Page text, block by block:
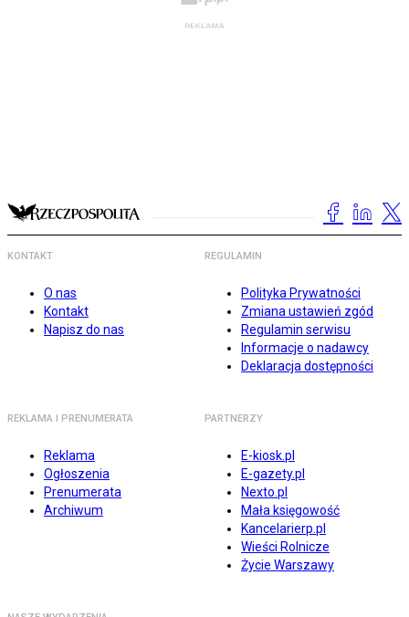
KONTAKT
O nas
Kontakt
Napisz do nas
REGULAMIN
Polityka Prywatności
Zmiana ustawień zgód
Regulamin serwisu
Informacje o nadawcy
Deklaracja dostępności
REKLAMA I PRENUMERATA
Reklama
Ogłoszenia
Prenumerata
Archiwum
PARTNERZY
E-kiosk.pl
E-gazety.pl
Nexto.pl
Mała księgowość
Kancelarierp.pl
Wieści Rolnicze
Życie Warszawy